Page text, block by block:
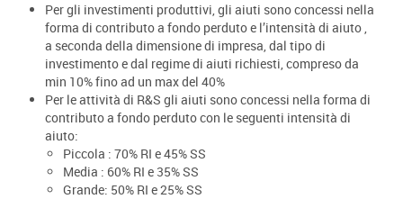
Per gli investimenti produttivi, gli aiuti sono concessi nella
forma di contributo a fondo perduto e l’intensità di aiuto ,
a seconda della dimensione di impresa, dal tipo di
investimento e dal regime di aiuti richiesti, compreso da
min 10% fino ad un max del 40%
Per le attività di R&S gli aiuti sono concessi nella forma di
contributo a fondo perduto con le seguenti intensità di
aiuto:
Piccola : 70% RI e 45% SS
Media : 60% RI e 35% SS
Grande: 50% RI e 25% SS